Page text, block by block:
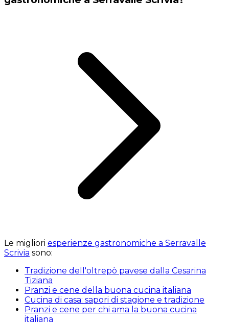
Le migliori esperienze gastronomiche a Serravalle
Scrivia sono:
Tradizione dell'oltrepò pavese dalla Cesarina
Tiziana
Pranzi e cene della buona cucina italiana
Cucina di casa: sapori di stagione e tradizione
Pranzi e cene per chi ama la buona cucina
italiana